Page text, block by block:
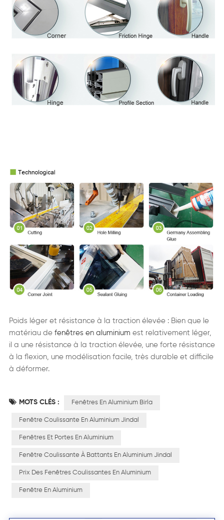
Poids léger et résistance à la traction élevée : Bien que le
matériau defenêtres en aluminium est relativement léger,
il a une résistance à la traction élevée, une forte résistance
à la flexion, une modélisation facile, très durable et difficile
à déformer.
MOTS CLÉS : Fenêtres En Aluminium Birla
Fenêtre Coulissante En Aluminium Jindal
Fenêtres Et Portes En Aluminium
Fenêtre Coulissante À Battants En Aluminium Jindal
Prix Des Fenêtres Coulissantes En Aluminium
Fenêtre En Aluminium